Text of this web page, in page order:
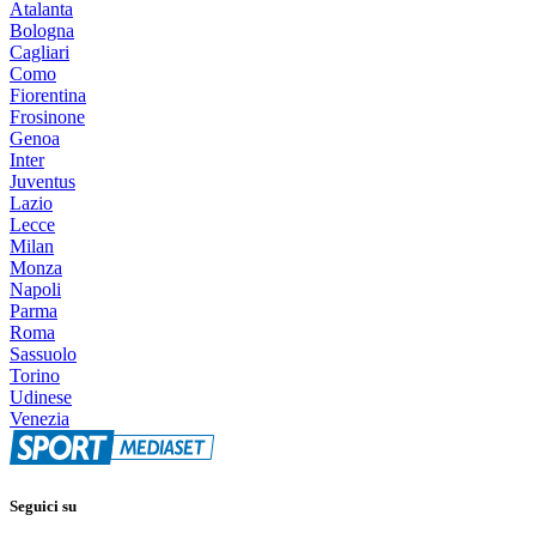
Atalanta
Bologna
Cagliari
Como
Fiorentina
Frosinone
Genoa
Inter
Juventus
Lazio
Lecce
Milan
Monza
Napoli
Parma
Roma
Sassuolo
Torino
Udinese
Venezia
Seguici su